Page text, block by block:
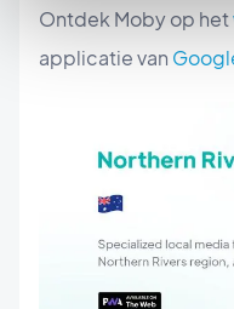
Ontdek Moby op het
applicatie van